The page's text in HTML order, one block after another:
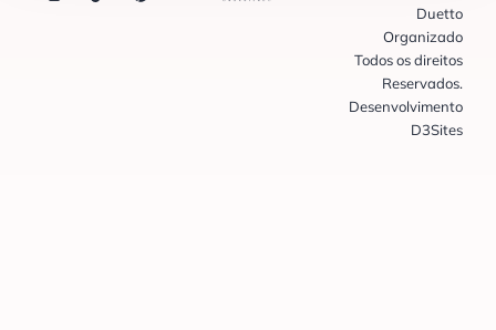
Duetto
Organizado
Todos os direitos
Reservados.
Desenvolvimento
D3Sites